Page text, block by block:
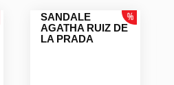
SANDALE
AGATHA RUIZ DE
LA PRADA